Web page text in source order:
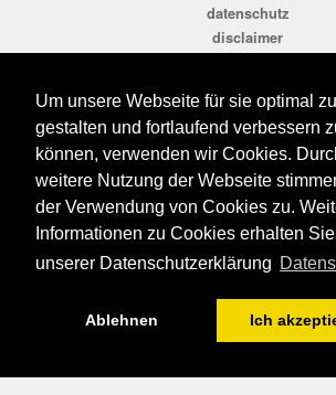
Um unsere Webseite für sie optimal zu
gestalten und fortlaufend verbessern
können, verwenden wir Cookies.
weitere Nutzung der Webseite
der Verwendung von Cookies zu.
Informationen zu Cookies erhalten
unserer Datenschutzerklärung
Ablehnen Ich
datenschutz
disclaimer